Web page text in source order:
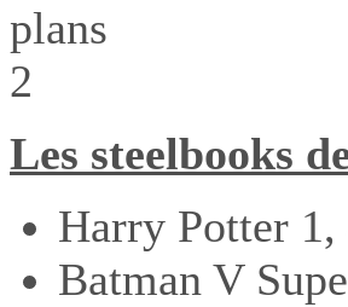
Les steelbooks
Harry Potter
Batman V